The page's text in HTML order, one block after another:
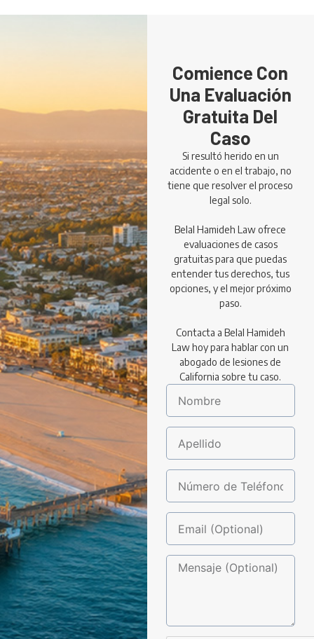
Comience Con
Una Evaluación
Gratuita Del
Caso
Si resultó herido en un
accidente o en el trabajo, no
tiene que resolver el proceso
legal solo.
Belal Hamideh Law ofrece
evaluaciones de casos
gratuitas para que puedas
entender tus derechos, tus
opciones, y el mejor próximo
paso.
Contacta a Belal Hamideh
Law hoy para hablar con un
abogado de lesiones de
California sobre tu caso.